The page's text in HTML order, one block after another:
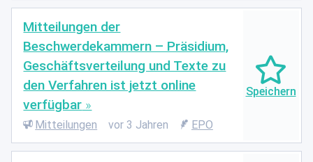
Mitteilungen der
Beschwerdekammern – Präsidium,
Geschäftsverteilung und Texte zu
den Verfahren ist jetzt online
verfügbar
Mitteilungen vor 3 Jahren EPO